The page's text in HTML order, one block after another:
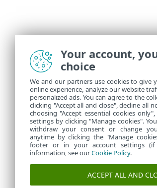
Your account,
choice
We and our partners use cookies to give
online experience, analyze our website
personalized ads. You can agree to the
clicking "Accept all and close", decline all
choosing "Accept essential cookies
settings by clicking "Manage cookies".
withdraw your consent or change
anytime by clicking the "Manage
footer or in your account settings (if
information, see ourCookie Policy.
ACCEPT ALL AND